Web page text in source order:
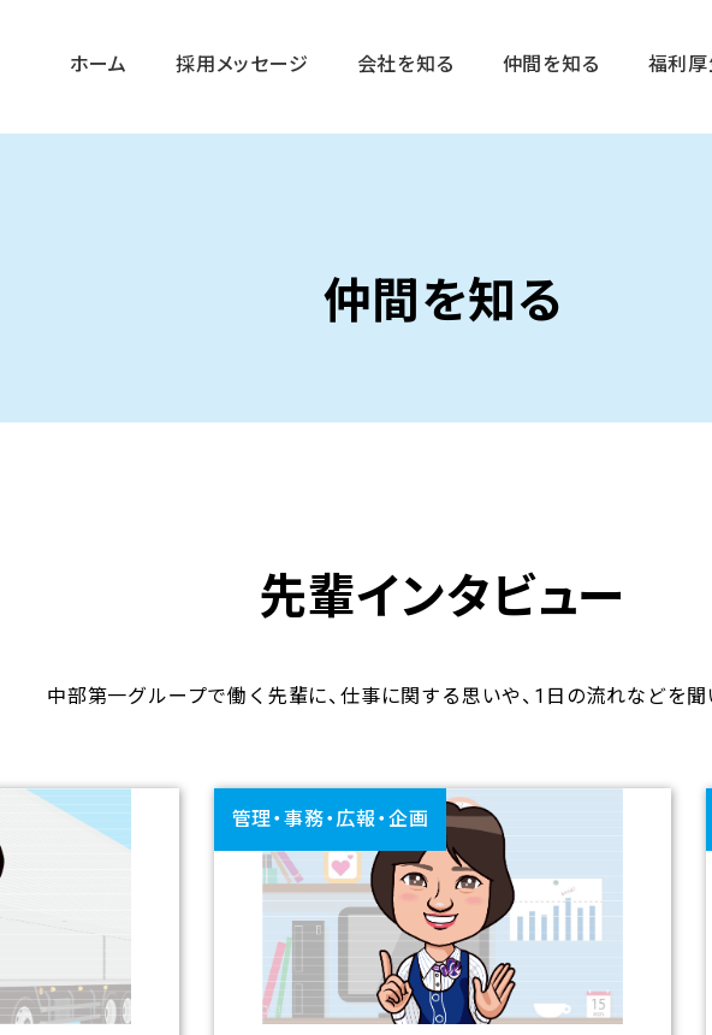
ホーム 採用メッセージ 会社を知る 仲間を知る 福利厚
仲間を知る
先輩インタビュー
中部第一グループで働く先輩に、仕事に関する思いや、1日の流れなどを聞
管理・事務・広報・企画